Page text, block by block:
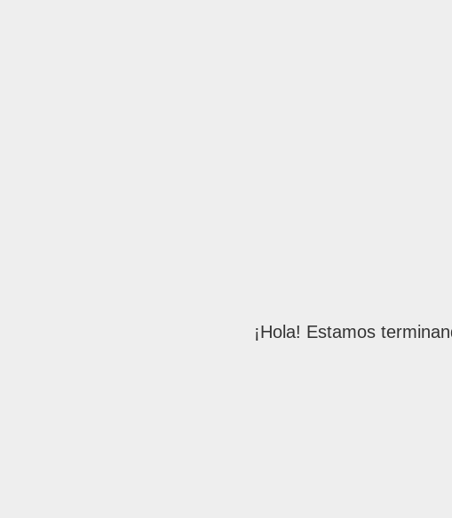
¡Hola! Estamos